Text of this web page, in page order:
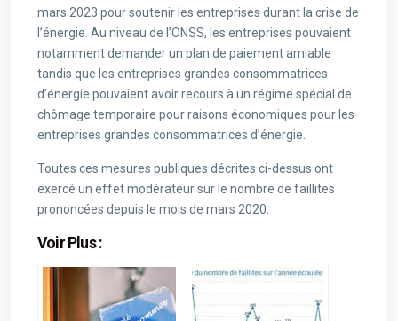
mars 2023 pour soutenir les entreprises durant la crise de
l’énergie. Au niveau de l’ONSS, les entreprises pouvaient
notamment demander un plan de paiement amiable
tandis que les entreprises grandes consommatrices
d’énergie pouvaient avoir recours à un régime spécial de
chômage temporaire pour raisons économiques pour les
entreprises grandes consommatrices d’énergie.
Toutes ces mesures publiques décrites ci-dessus ont
exercé un effet modérateur sur le nombre de faillites
prononcées depuis le mois de mars 2020.
Voir Plus :